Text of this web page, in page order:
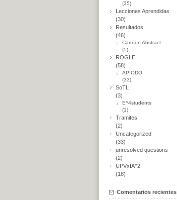
(35)
Lecciones Aprendidas
(30)
Resultados
(46)
Cartoon Abstract
(5)
ROGLE
(58)
APIODO
(33)
SoTL
(3)
E^4students
(1)
Tramites
(2)
Uncategorized
(33)
unresolved questions
(2)
UPVxIA^2
(18)
Comentarios recientes